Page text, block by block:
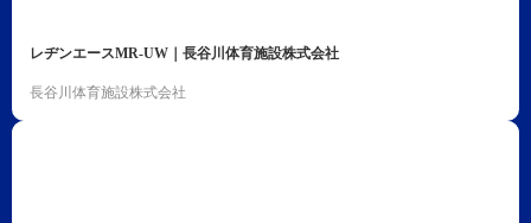
レヂンエースMR-UW｜長谷川体育施設株式会社
長谷川体育施設株式会社